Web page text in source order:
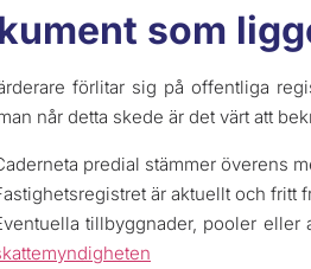
som
förlitar sig på offentliga
når detta skede är det värt att
predial stämmer överens
är aktuellt och fritt
tillbyggnader, pooler